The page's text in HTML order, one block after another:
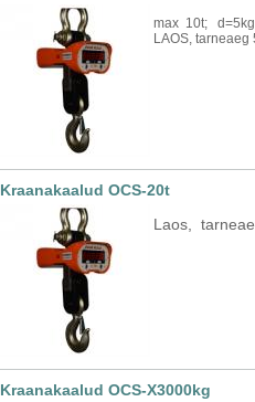
max 10t;
LAOS,
Kraanakaalud OCS-20t
Laos,
Kraanakaalud OCS-X3000kg